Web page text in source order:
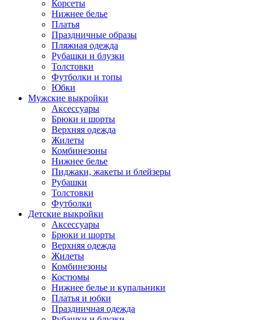
Корсеты
Нижнее белье
Платья
Праздничные образы
Пляжная одежда
Рубашки и блузки
Толстовки
Футболки и топы
Юбки
Мужские выкройки
Аксессуары
Брюки и шорты
Верхняя одежда
Жилеты
Комбинезоны
Нижнее белье
Пиджаки, жакеты и блейзеры
Рубашки
Толстовки
Футболки
Детские выкройки
Аксессуары
Брюки и шорты
Верхняя одежда
Жилеты
Комбинезоны
Костюмы
Нижнее белье и купальники
Платья и юбки
Праздничная одежда